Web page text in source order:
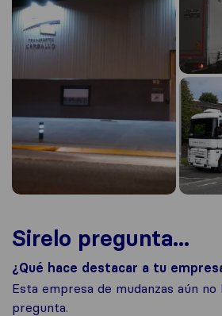
Sirelo pregunta...
¿Qué hace destacar a tu
Esta empresa de mudanzas aún
pregunta.